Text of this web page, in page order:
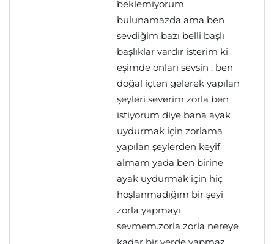
beklemiyorum
bulunamazda ama ben
sevdiğim bazı belli başlı
başlıklar vardır isterim ki
eşimde onları sevsin . ben
doğal içten gelerek yapılan
şeyleri severim zorla ben
istiyorum diye bana ayak
uydurmak için zorlama
yapılan şeylerden keyif
almam yada ben birine
ayak uydurmak için hiç
hoşlanmadığım bir şeyi
zorla yapmayı
sevmem.zorla zorla nereye